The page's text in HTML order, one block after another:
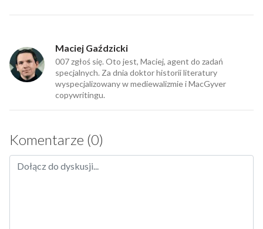
Maciej Gaździcki
007 zgłoś się. Oto jest, Maciej, agent do zadań
specjalnych. Za dnia doktor historii literatury
wyspecjalizowany w mediewalizmie i MacGyver
copywritingu.
Komentarze (0)